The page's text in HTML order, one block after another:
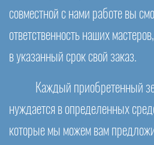
совместной с нами работе вы
ответственность наших
в указанный срок свой заказ.
Каждый приобретенный
нуждается в определенных
которые мы можем вам